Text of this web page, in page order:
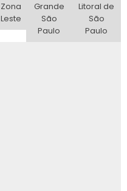
Zona
Leste
Grande
São
Paulo
Litoral de
São
Paulo